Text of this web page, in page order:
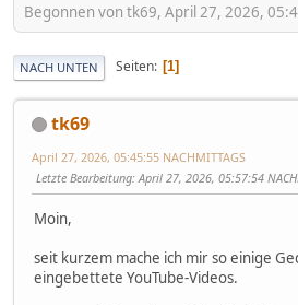
Begonnen von tk69, April 27, 2026,
NACH UNTEN Seiten 1
tk69
April 27, 2026, 05:45:55 NACHMITTAGS
Letzte Bearbeitung: April 27, 2026, 05:57:54
Moin,
seit kurzem mache ich mir so einige
eingebettete YouTube-Videos.